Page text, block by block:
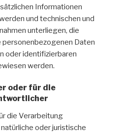
Informationen
und technischen und
unterliegen, die
personenbezogenen Daten
oder identifizierbaren
werden.
oder für die
die Verarbeitung
oder juristische